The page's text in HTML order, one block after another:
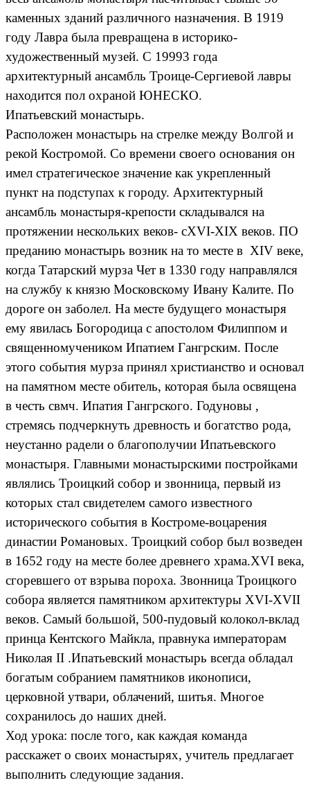
каменных зданий различного назначения. В 1919
году Лавра была превращена в историко-
художественный музей. С 19993 года
архитектурный ансамбль Троице-Сергиевой лавры
находится пол охраной ЮНЕСКО.
Ипатьевский монастырь.
Расположен монастырь на стрелке между Волгой и
рекой Костромой. Со времени своего основания он
имел стратегическое значение как укрепленный
пункт на подступах к городу. Архитектурный
ансамбль монастыря-крепости складывался на
протяжении нескольких веков- сXVI-XIX веков. ПО
преданию монастырь возник на то месте в XIV веке,
когда Татарский мурза Чет в 1330 году направлялся
на службу к князю Московскому Ивану Калите. По
дороге он заболел. На месте будущего монастыря
ему явилась Богородица с апостолом Филиппом и
священномучеником Ипатием Гангрским. После
этого события мурза принял христианство и основал
на памятном месте обитель, которая была освящена
в честь свмч. Ипатия Гангрского. Годуновы ,
стремясь подчеркнуть древность и богатство рода,
неустанно радели о благополучии Ипатьевского
монастыря. Главными монастырскими постройками
являлись Троицкий собор и звонница, первый из
которых стал свидетелем самого известного
исторического события в Костроме-воцарения
династии Романовых. Троицкий собор был возведен
в 1652 году на месте более древнего храма.XVI века,
сгоревшего от взрыва пороха. Звонница Троицкого
собора является памятником архитектуры XVI-XVII
веков. Самый большой, 500-пудовый колокол-вклад
принца Кентского Майкла, правнука императорам
Николая II .Ипатьевский монастырь всегда обладал
богатым собранием памятников иконописи,
церковной утвари, облачений, шитья. Многое
сохранилось до наших дней.
Ход урока: после того, как каждая команда
расскажет о своих монастырях, учитель предлагает
выполнить следующие задания.